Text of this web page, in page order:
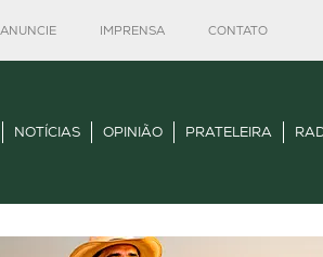
ANUNCIE IMPRENSA CONTATO
NOTÍCIAS OPINIÃO PRATELEIRA